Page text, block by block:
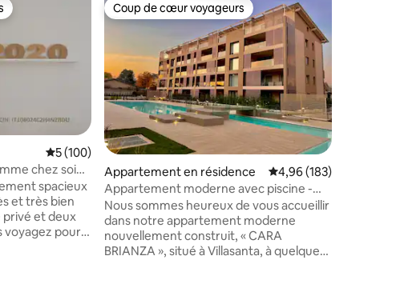
Évaluation moyenne sur la base de 100 commentaires : 5 sur 5
5 (100)
chez soi
vacancesspacieux
et très bien
privé et deux
voyagez pour
Coup de cœur voyageurs
Coup de cœur voyageurs
Appartement en résidence Évaluation moyenne
4,96 (183)
Appartement moderne avec piscine -
« Cara Brianza »
Nous sommes heureux de vous accueillir
dans notre appartement moderne
nouvellement construit, « CARA
BRIANZA », situé à Villasanta, à quelques